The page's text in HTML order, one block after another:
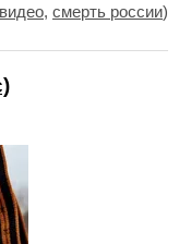
видео, смерть россии)